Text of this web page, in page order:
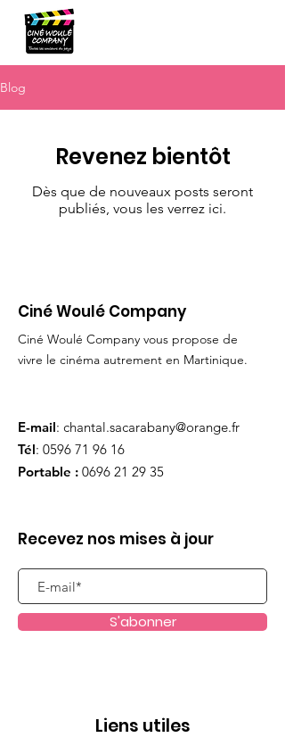
Blog
Revenez bientôt
Dès que de nouveaux posts seront
publiés, vous les verrez ici.
Ciné Woulé Company
Ciné Woulé Company vous propose de
vivre le cinéma autrement en Martinique.
E-mail: chantal.sacarabany@orange.fr
Tél: 0596 71 96 16
Portable : 0696 21 29 35
Recevez nos mises à jour
S'abonner
Liens utiles